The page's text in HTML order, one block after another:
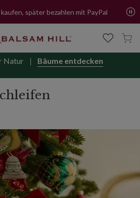
später bezahlen mit PayPal
Natur Bäume entdecken